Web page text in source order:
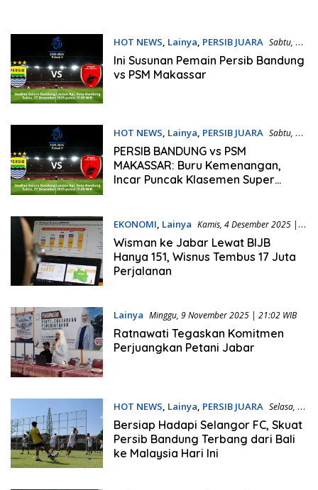
HOT NEWS, Lainya, PERSIB JUARA Sabtu, 27
Desember 2025 | 18:02 WIB
Ini Susunan Pemain Persib Bandung
vs PSM Makassar
HOT NEWS, Lainya, PERSIB JUARA Sabtu, 27
Desember 2025 | 14:46 WIB
PERSIB BANDUNG vs PSM
MAKASSAR: Buru Kemenangan,
Incar Puncak Klasemen Super
EKONOMI, Lainya Kamis, 4 Desember 2025 |
10:42 WIB
Wisman ke Jabar Lewat BIJB
Hanya 151, Wisnus Tembus 17 Juta
Perjalanan
Lainya Minggu, 9 November 2025 | 21:02 WIB
Ratnawati Tegaskan Komitmen
Perjuangkan Petani Jabar
HOT NEWS, Lainya, PERSIB JUARA Selasa, 4
November 2025 | 05:08 WIB
Bersiap Hadapi Selangor FC, Skuat
Persib Bandung Terbang dari Bali
ke Malaysia Hari Ini